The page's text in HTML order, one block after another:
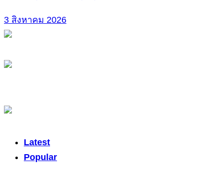
3 สิงหาคม 2026
Latest
Popular